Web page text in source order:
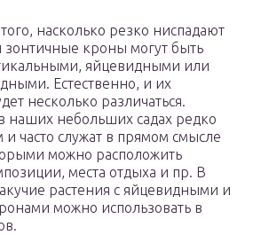
насколько резко ниспадают
зонтичные кроны могут быть
яйцевидными или
Естественно, и их
несколько различаться.
небольших садах редко
и часто служат в прямом смысле
можно расположить
места отдыха и пр. В
растения с яйцевидными и
можно использовать в